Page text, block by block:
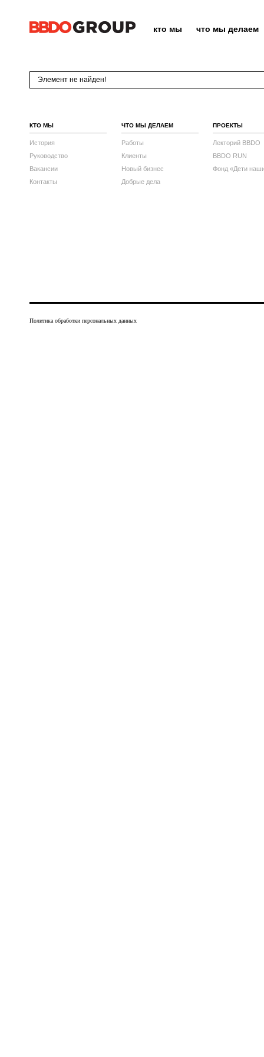
кто мы что мы делаем
Элемент не найден!
КТО МЫ
История
Руководство
Вакансии
Контакты
ЧТО МЫ ДЕЛАЕМ
Работы
Клиенты
Новый бизнес
Добрые дела
ПРОЕКТЫ
Лекторий BBDO
BBDO RUN
Фонд «Дети
Политика обработки персональных данных